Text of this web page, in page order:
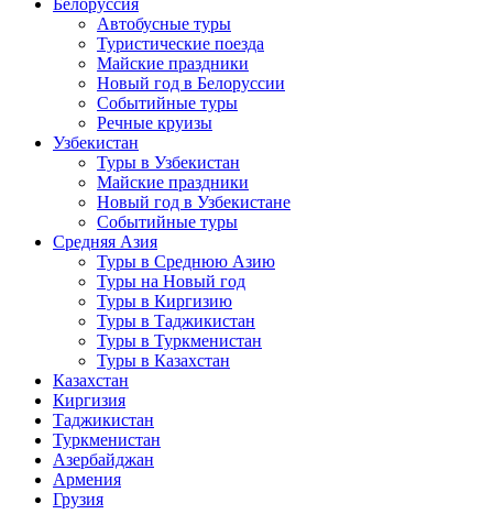
Автобусные туры
Туристические поезда
Майские праздники
Новый год в Белоруссии
Событийные туры
Речные круизы
Узбекистан
Туры в Узбекистан
Майские праздники
Новый год в Узбекистане
Событийные туры
Средняя Азия
Туры в Среднюю Азию
Туры на Новый год
Туры в Киргизию
Туры в Таджикистан
Туры в Туркменистан
Туры в Казахстан
Казахстан
Киргизия
Таджикистан
Туркменистан
Азербайджан
Армения
Грузия